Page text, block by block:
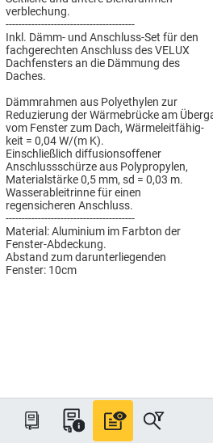
verblechung.
----------------------------------------
Inkl. Dämm- und Anschluss-Set für den
fachgerechten Anschluss des VELUX
Dachfensters an die Dämmung des
Daches.
Dämmrahmen aus Polyethylen zur
Reduzierung der Wärmebrücke am
vom Fenster zum Dach, Wärmeleitfähig-
keit = 0,04 W/(m K).
Einschließlich diffusionsoffener
Anschlussschürze aus Polypropylen,
Materialstärke 0,5 mm, sd = 0,03 m.
Wasserableitrinne für einen
regensicheren Anschluss.
----------------------------------------
Material: Aluminium im Farbton der
Fenster-Abdeckung.
Abstand zum darunterliegenden
Fenster: 10cm